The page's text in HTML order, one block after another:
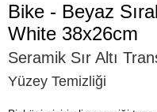
Bike - Beyaz
White 38x26cm
Seramik Sır Altı
Yüzey Temizliği